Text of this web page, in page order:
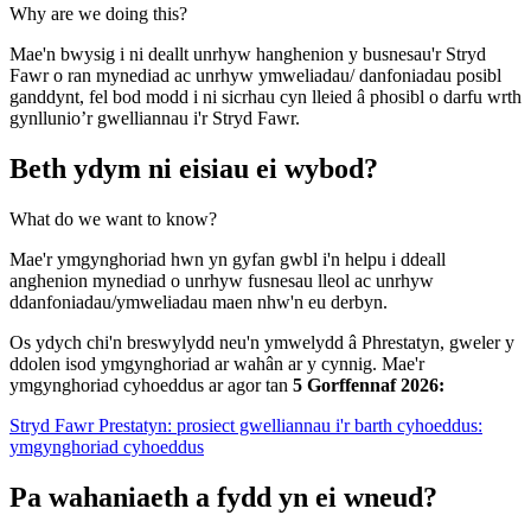
Why are we doing this?
Mae'n bwysig i ni deallt unrhyw hanghenion y busnesau'r Stryd
Fawr o ran mynediad ac unrhyw ymweliadau/ danfoniadau posibl
ganddynt, fel bod modd i ni sicrhau cyn lleied â phosibl o darfu wrth
gynllunio’r gwelliannau i'r Stryd Fawr.
Beth ydym ni eisiau ei wybod?
What do we want to know?
Mae'r ymgynghoriad hwn yn gyfan gwbl i'n helpu i ddeall
anghenion mynediad o unrhyw fusnesau lleol ac unrhyw
ddanfoniadau/ymweliadau maen nhw'n eu derbyn.
Os ydych chi'n breswylydd neu'n ymwelydd â Phrestatyn, gweler y
ddolen isod ymgynghoriad ar wahân ar y cynnig. Mae'r
ymgynghoriad cyhoeddus ar agor tan 5 Gorffennaf 2026:
Stryd Fawr Prestatyn: prosiect gwelliannau i'r barth cyhoeddus:
ymgynghoriad cyhoeddus
Pa wahaniaeth a fydd yn ei wneud?